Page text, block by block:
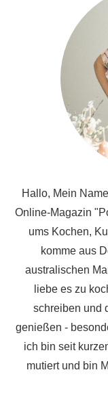
Hallo, Mein
Online-Magazin
ums Kochen,
komme aus
australischen
liebe es zu
schreiben und
genießen -
ich bin seit
mutiert und bin